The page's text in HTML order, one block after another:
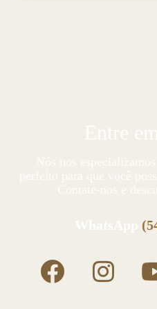
Entre
Nós nos
perfeito para que você
Contate-nos e
WhatsApp